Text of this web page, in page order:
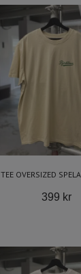
TEE OVERSIZED
399 kr